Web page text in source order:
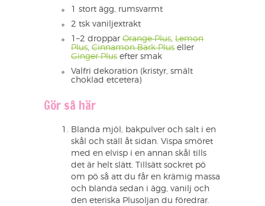
1 stort ägg, rumsvarmt
2 tsk vaniljextrakt
1–2 droppar Orange Plus, Lemon
Plus, Cinnamon Bark Plus eller
Ginger Plus efter smak
Valfri dekoration (kristyr, smält
choklad etcetera)
Gör så här
Blanda mjöl, bakpulver och salt i en
skål och ställ åt sidan. Vispa smöret
med en elvisp i en annan skål tills
det är helt slätt. Tillsätt sockret pö
om pö så att du får en krämig massa
och blanda sedan i ägg, vanilj och
den eteriska Plusoljan du föredrar.